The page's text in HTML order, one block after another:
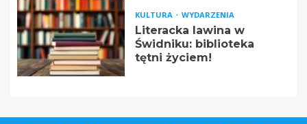
KULTURA WYDARZENIA
Literacka lawina w
Świdniku: biblioteka
tętni życiem!